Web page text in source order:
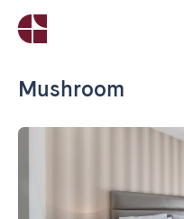
Mushroom